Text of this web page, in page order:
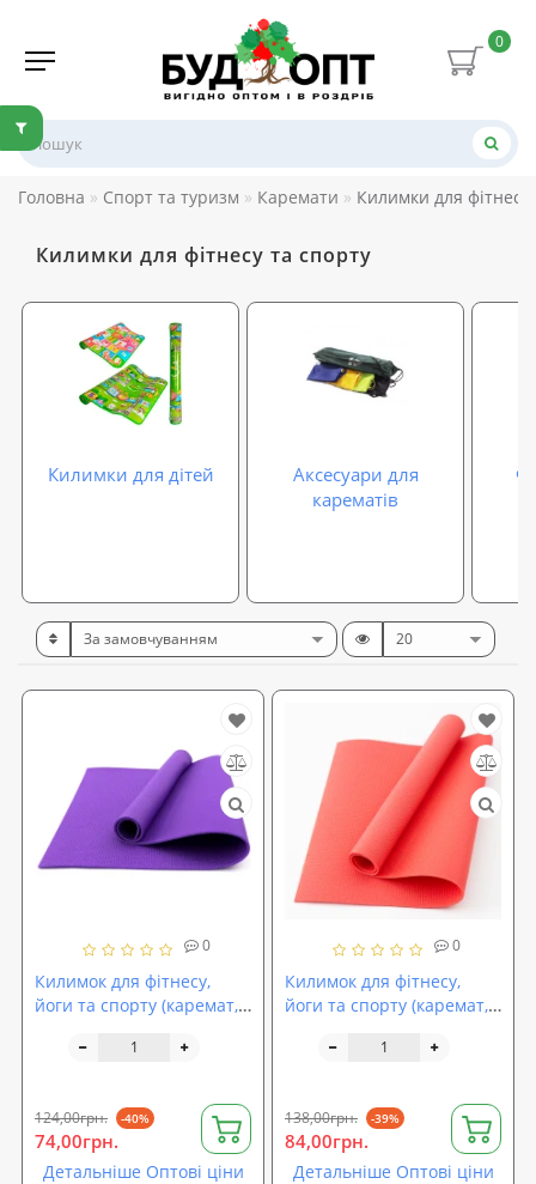
0
Головна Спорт та туризм Каремати Килимки для фітнесу
Килимки для фітнесу та спорту
Килимки для дітей
Аксесуари для
карематів
0
Килимок для фітнесу,
йоги та спорту (каремат,
Lite Mini 6мм (F-00016)
124,00грн. -40%
74,00грн.
Детальніше Оптові ціни
0
Килимок для фітнесу,
йоги та спорту (каремат,
Lite Mini 7мм (F-00017)
138,00грн. -39%
84,00грн.
Детальніше Оптові ціни